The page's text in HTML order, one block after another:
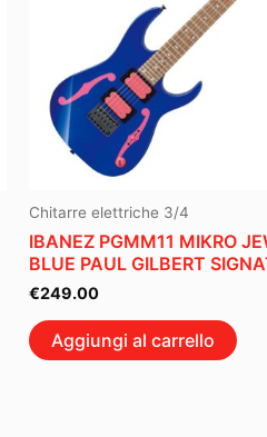
Chitarre elettriche 3/4
IBANEZ PGMM11 MIKRO
BLUE PAUL GILBERT
€249.00
Aggiungi al carrello